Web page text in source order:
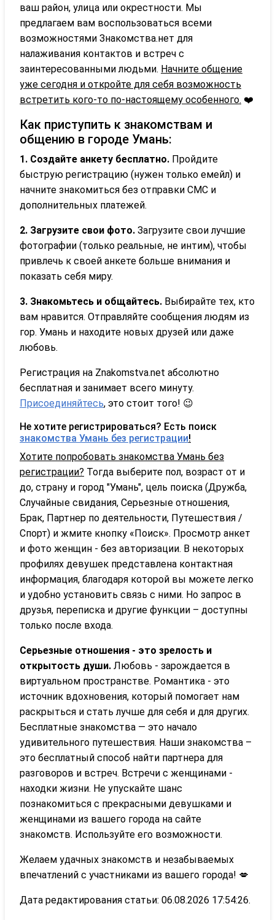
ваш район, улица или окрестности. Мы
предлагаем вам воспользоваться всеми
возможностями Знакомства.нет для
налаживания контактов и встреч с
заинтересованными людьми. Начните общение
уже сегодня и откройте для себя возможность
встретить кого-то по-настоящему особенного. ❤️
Как приступить к знакомствам и
общению в городе Умань:
1. Создайте анкету бесплатно. Пройдите
быструю регистрацию (нужен только емейл) и
начните знакомиться без отправки СМС и
дополнительных платежей.
2. Загрузите свои фото. Загрузите свои лучшие
фотографии (только реальные, не интим), чтобы
привлечь к своей анкете больше внимания и
показать себя миру.
3. Знакомьтесь и общайтесь. Выбирайте тех, кто
вам нравится. Отправляйте сообщения людям из
гор. Умань и находите новых друзей или даже
любовь.
Регистрация на Znakomstva.net абсолютно
бесплатная и занимает всего минуту.
Присоединяйтесь, это стоит того! 😉
Не хотите регистрироваться? Есть поиск
знакомства Умань без регистрации!
Хотите попробовать знакомства Умань без
регистрации? Тогда выберите пол, возраст от и
до, страну и город "Умань", цель поиска (Дружба,
Случайные свидания, Серьезные отношения,
Брак, Партнер по деятельности, Путешествия /
Спорт) и жмите кнопку «Поиск». Просмотр анкет
и фото женщин - без авторизации. В некоторых
профилях девушек представлена контактная
информация, благодаря которой вы можете легко
и удобно установить связь с ними. Но запрос в
друзья, переписка и другие функции – доступны
только после входа.
Серьезные отношения - это зрелость и
открытость души. Любовь - зарождается в
виртуальном пространстве. Романтика - это
источник вдохновения, который помогает нам
раскрыться и стать лучше для себя и для других.
Бесплатные знакомства — это начало
удивительного путешествия. Наши знакомства –
это бесплатный способ найти партнера для
разговоров и встреч. Встречи с женщинами -
находки жизни. Не упускайте шанс
познакомиться с прекрасными девушками и
женщинами из вашего города на сайте
знакомств. Используйте его возможности.
Желаем удачных знакомств и незабываемых
впечатлений с участниками из вашего города! 💋
Дата редактирования статьи: 06.08.2026 17:54:26.